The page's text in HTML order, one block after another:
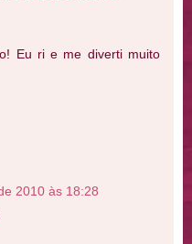
Eu ri e me diverti muito
2010 às 18:28